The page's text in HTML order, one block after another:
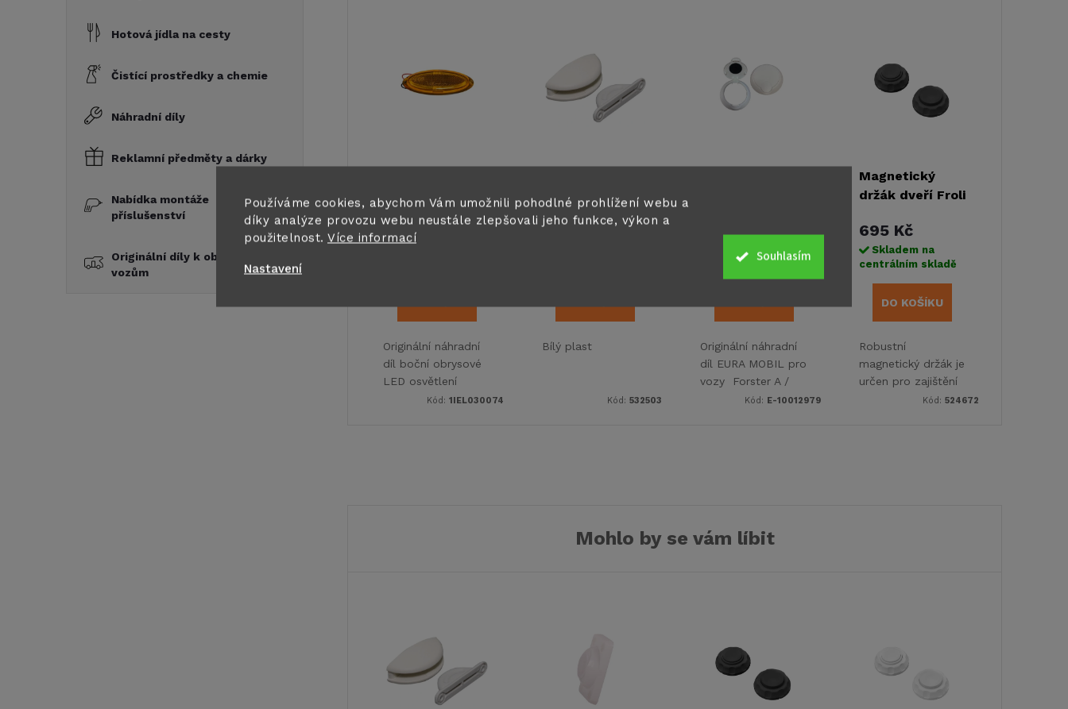
Používáme cookies, abychom Vám umožnili pohodlné prohlížení webu a
díky analýze provozu webu neustále zlepšovali jeho funkce, výkon a
použitelnost. Více informací
Nastavení
Souhlasím
Hotová jídla na cesty
Čistící prostředky a chemie
Náhradní díly
Reklamní předměty a dárky
Nabídka montáže
příslušenství
Originální díly k obytným
vozům
LED osvětlení
DIMATEC 12V
pro RIMOR
587,1 Kč
Originální náhradní
díl boční obrysové
LED osvětlení
DIMATEC 12V s
Kód: 1IEL030074
bílý plast 2 ks
189 Kč
Bílý plast
Kód: 532503
532,51 Kč
Skladem ihned k
odeslání
Originální náhradní
díl EURA MOBIL pro
vozy Forster A /
Kód: E-10012979
Magnetický
držák dveří Froli
695 Kč
Skladem na
centrálním skladě
DO KOŠÍKU
Robustní
magnetický držák je
určen pro zajištění
otevřených dveří
Kód: 524672
Mohlo by se vám líbit